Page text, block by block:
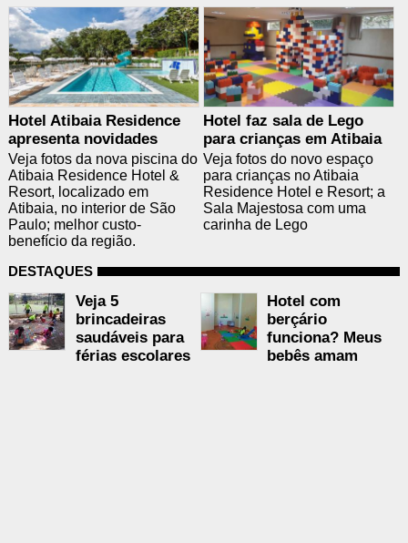
Hotel Atibaia Residence
apresenta novidades
Veja fotos da nova piscina do
Atibaia Residence Hotel &
Resort, localizado em
Atibaia, no interior de São
Paulo; melhor custo-
benefício da região.
Hotel faz sala de Lego
para crianças em Atibaia
Veja fotos do novo espaço
para crianças no Atibaia
Residence Hotel e Resort; a
Sala Majestosa com uma
carinha de Lego
DESTAQUES
Veja 5
brincadeiras
saudáveis para
férias escolares
Hotel com
berçário
funciona? Meus
bebês amam